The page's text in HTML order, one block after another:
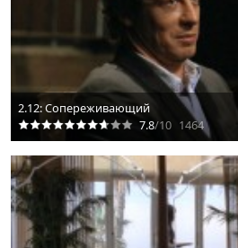
2.12: Сопереживающий
7.8/10 1464